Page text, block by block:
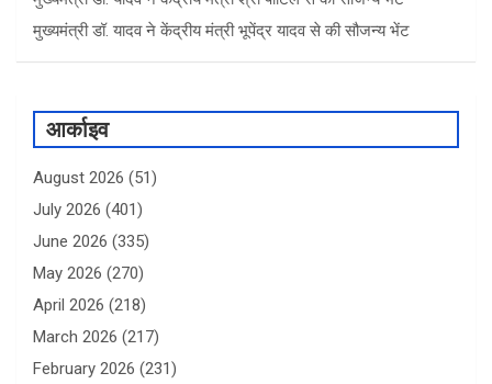
मुख्यमंत्री डॉ. यादव ने केंद्रीय मंत्री भूपेंद्र यादव से की सौजन्य भेंट
आर्काइव
August 2026 (51)
July 2026 (401)
June 2026 (335)
May 2026 (270)
April 2026 (218)
March 2026 (217)
February 2026 (231)